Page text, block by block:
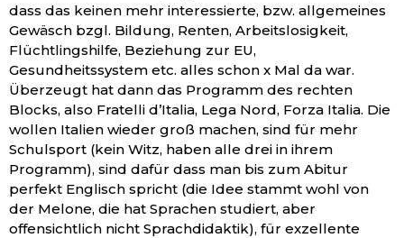
dass das keinen mehr interessierte, bzw. allgemeines
Gewäsch bzgl. Bildung, Renten, Arbeitslosigkeit,
Flüchtlingshilfe, Beziehung zur EU,
Gesundheitssystem etc. alles schon x Mal da war.
Überzeugt hat dann das Programm des rechten
Blocks, also Fratelli d’Italia, Lega Nord, Forza Italia. Die
wollen Italien wieder groß machen, sind für mehr
Schulsport (kein Witz, haben alle drei in ihrem
Programm), sind dafür dass man bis zum Abitur
perfekt Englisch spricht (die Idee stammt wohl von
der Melone, die hat Sprachen studiert, aber
offensichtlich nicht Sprachdidaktik), für exzellente